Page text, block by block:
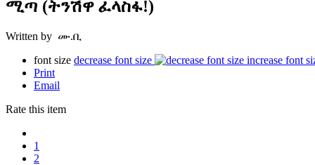
ሚጣ (ትንሽዋ ፈላስፋ!)
Written by ሙ.ቢ
font size decrease font size
increase font
Print
Email
Rate this item
1
2